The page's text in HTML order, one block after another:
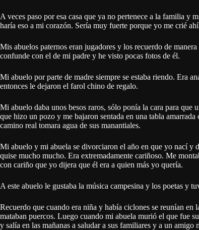
A veces paso por esa casa que ya no pertenece a la familia y
haría eso a mi corazón. Sería muy fuerte porque yo me crié
Mis abuelos paternos eran jugadores y los recuerdo de
confunde con el de mi padre y he visto pocas fotos de él.
Mi abuelo por parte de madre siempre se estaba riendo. Era
entonces le dejaron el farol chino de regalo.
Mi abuelo daba unos besos raros, sólo ponía la cara para
que hizo un pozo y me bajaron sentada en una tabla
camino real tomara agua de sus manantiales.
Mi abuelo y mi abuela se divorciaron el año en que yo nací y
quise mucho mucho. Era extremadamente cariñoso. Me
con cariño que yo dijera que él era a quien más yo quería.
A este abuelo le gustaba la música campesina y los poetas y
Recuerdo que cuando era niña y había ciclones se reunían en
mataban puercos. Luego cuando mi abuela murió el que fue
y salía en las mañanas a saludar a sus familiares y a un amigo